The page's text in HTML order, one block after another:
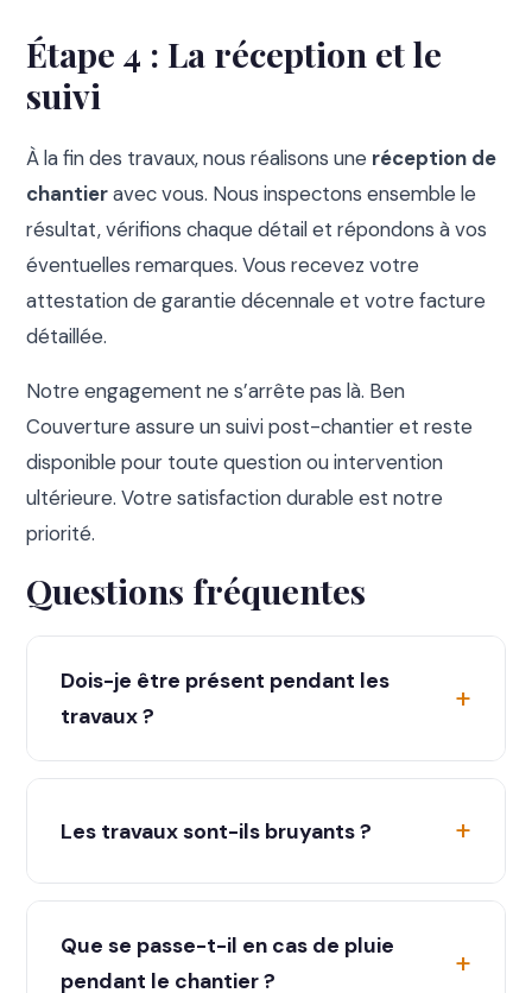
Étape 4 : La réception et le
suivi
À la fin des travaux, nous réalisons une réception de
chantieravec vous. Nous inspectons ensemble le
résultat, vérifions chaque détail et répondons à vos
éventuelles remarques. Vous recevez votre
attestation de garantie décennale et votre facture
détaillée.
Notre engagement ne s’arrête pas là. Ben
Couverture assure un suivi post-chantier et reste
disponible pour toute question ou intervention
ultérieure. Votre satisfaction durable est notre
priorité.
Questions fréquentes
Dois-je être présent pendant les
travaux ?
Votre présence n’est pas indispensable
recommandons toutefois d’être disponible
au démarrage et à la réception des travaux.
respectueuses de votre domicile.
Les travaux sont-ils bruyants ?
Les travaux de toiture génèrent un certain
niveau de bruit, notamment lors de la dépose
et de la découpe. Nous respectons les
Que se passe-t-il en cas de pluie
pendant le chantier ?